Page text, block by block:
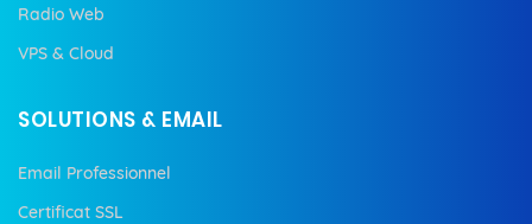
Radio Web
VPS & Cloud
SOLUTIONS & EMAIL
Email Professionnel
Certificat SSL